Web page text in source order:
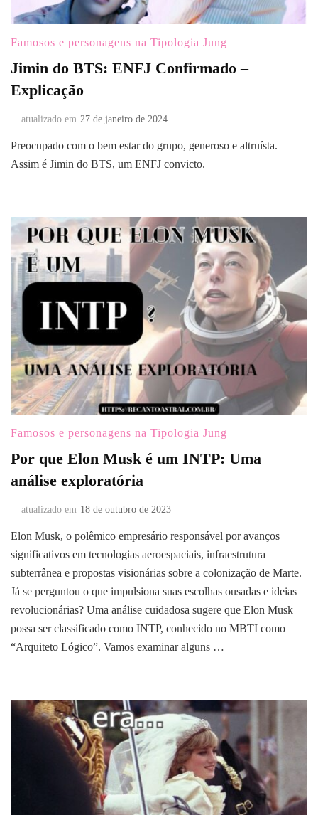
Famosos e personagens na Tipologia Jung
Jimin do BTS: ENFJ Confirmado –
Explicação
atualizado em 27 de janeiro de 2024
Preocupado com o bem estar do grupo, generoso e altruísta.
Assim é Jimin do BTS, um ENFJ convicto.
Famosos e personagens na Tipologia Jung
Por que Elon Musk é um INTP: Uma
análise exploratória
atualizado em 18 de outubro de 2023
Elon Musk, o polêmico empresário responsável por avanços
significativos em tecnologias aeroespaciais, infraestrutura
subterrânea e propostas visionárias sobre a colonização de Marte.
Já se perguntou o que impulsiona suas escolhas ousadas e ideias
revolucionárias? Uma análise cuidadosa sugere que Elon Musk
possa ser classificado como INTP, conhecido no MBTI como
“Arquiteto Lógico”. Vamos examinar alguns …